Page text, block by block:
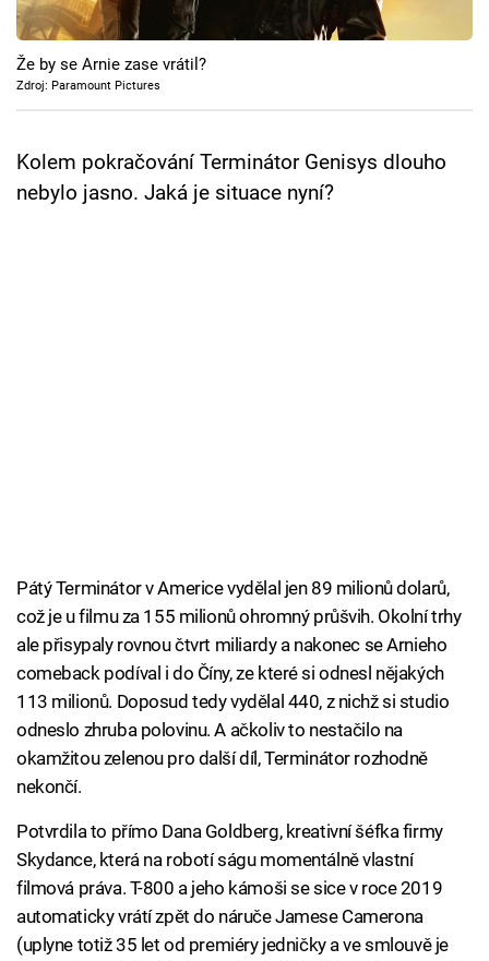
Cool Esport
Pořady
Sledujte prima+
Že by se Arnie zase vrátil?
Zdroj: Paramount Pictures
Kolem pokračování Terminátor Genisys dlouho
nebylo jasno. Jaká je situace nyní?
Pátý Terminátor v Americe vydělal jen 89 milionů dolarů,
což je u filmu za 155 milionů ohromný průšvih. Okolní trhy
ale přisypaly rovnou čtvrt miliardy a nakonec se Arnieho
comeback podíval i do Číny, ze které si odnesl nějakých
113 milionů. Doposud tedy vydělal 440, z nichž si studio
odneslo zhruba polovinu. A ačkoliv to nestačilo na
okamžitou zelenou pro další díl, Terminátor rozhodně
nekončí.
Potvrdila to přímo Dana Goldberg, kreativní šéfka firmy
Skydance, která na robotí ságu momentálně vlastní
filmová práva. T-800 a jeho kámoši se sice v roce 2019
automaticky vrátí zpět do náruče Jamese Camerona
(uplyne totiž 35 let od premiéry jedničky a ve smlouvě je